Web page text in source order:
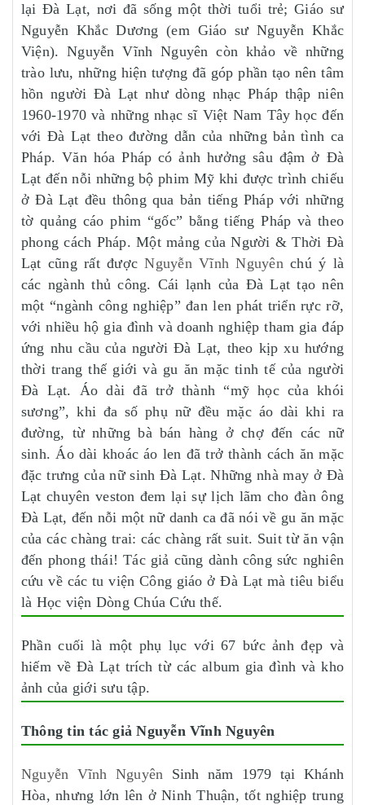
lại Đà Lạt, nơi đã sống một thời tuổi trẻ; Giáo sư
Nguyễn Khắc Dương (em Giáo sư Nguyễn Khắc
Viện). Nguyễn Vĩnh Nguyên còn khảo về những
trào lưu, những hiện tượng đã góp phần tạo nên tâm
hồn người Đà Lạt như dòng nhạc Pháp thập niên
1960-1970 và những nhạc sĩ Việt Nam Tây học đến
với Đà Lạt theo đường dẫn của những bản tình ca
Pháp. Văn hóa Pháp có ảnh hưởng sâu đậm ở Đà
Lạt đến nỗi những bộ phim Mỹ khi được trình chiếu
ở Đà Lạt đều thông qua bản tiếng Pháp với những
tờ quảng cáo phim “gốc” bằng tiếng Pháp và theo
phong cách Pháp. Một mảng của Người & Thời Đà
Lạt cũng rất được Nguyễn Vĩnh Nguyênchú ý là
các ngành thủ công. Cái lạnh của Đà Lạt tạo nên
một “ngành công nghiệp” đan len phát triển rực rỡ,
với nhiều hộ gia đình và doanh nghiệp tham gia đáp
ứng nhu cầu của người Đà Lạt, theo kịp xu hướng
thời trang thế giới và gu ăn mặc tinh tế của người
Đà Lạt. Áo dài đã trở thành “mỹ học của khói
sương”, khi đa số phụ nữ đều mặc áo dài khi ra
đường, từ những bà bán hàng ở chợ đến các nữ
sinh. Áo dài khoác áo len đã trở thành cách ăn mặc
đặc trưng của nữ sinh Đà Lạt. Những nhà may ở Đà
Lạt chuyên veston đem lại sự lịch lãm cho đàn ông
Đà Lạt, đến nỗi một nữ danh ca đã nói về gu ăn mặc
của các chàng trai: các chàng rất suit. Suit từ ăn vận
đến phong thái! Tác giả cũng dành công sức nghiên
cứu về các tu viện Công giáo ở Đà Lạt mà tiêu biểu
là Học viện Dòng Chúa Cứu thế.
Phần cuối là một phụ lục với 67 bức ảnh đẹp và
hiếm về Đà Lạt trích từ các album gia đình và kho
ảnh của giới sưu tập.
Thông tin tác giả Nguyễn Vĩnh Nguyên
Nguyễn Vĩnh Nguyên Sinh năm 1979 tại Khánh
Hòa, nhưng lớn lên ở Ninh Thuận, tốt nghiệp trung